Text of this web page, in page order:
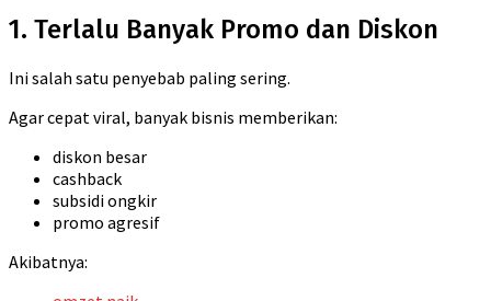
1. Terlalu Banyak Promo dan Diskon
Ini salah satu penyebab paling sering.
Agar cepat viral, banyak bisnis memberikan:
diskon besar
cashback
subsidi ongkir
promo agresif
Akibatnya: